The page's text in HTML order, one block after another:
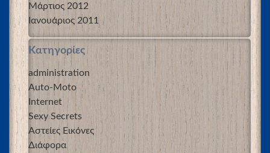
Μάρτιος 2012
Ιανουάριος 2011
Kατηγορίες
administration
Auto-Moto
Internet
Sexy Secrets
Αστείες Εικόνες
Διάφορα